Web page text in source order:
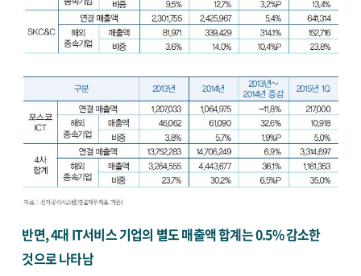
반면, 4대 IT서비스 기업의 별도 매출액 합계는 0.5% 감소한
것으로 나타남